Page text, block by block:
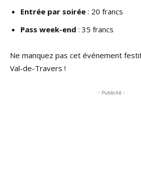
Entrée par soirée : 20 francs
Pass week-end : 35 francs
Ne manquez pas cet événement
Val-de-Travers !
- Publicité -